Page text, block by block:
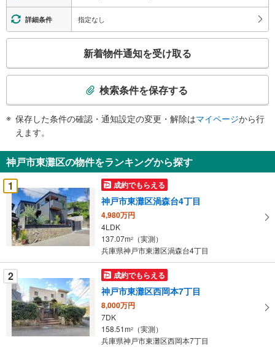
詳細条件 指定なし
検
知
を
受
け
取
る
・
条
件
を
マ
イ
ペ
ー
新着物件通知を受け取る
検索条件を保存する
保存した条件の確認・通知設定の変更・解除はマイページから行
えます。
神戸市東灘区の物件をランキングから探す
1
成約でもらえる
神戸市東灘区渦森台4丁目
4,980万円
4LDK
137.07m2
（実測）
兵庫県神戸市東灘区渦森台4丁目
2 成約でもらえる
神戸市東灘区西岡本7丁目
8,000万円
7DK
158.51m2
（実測）
兵庫県神戸市東灘区西岡本7丁目